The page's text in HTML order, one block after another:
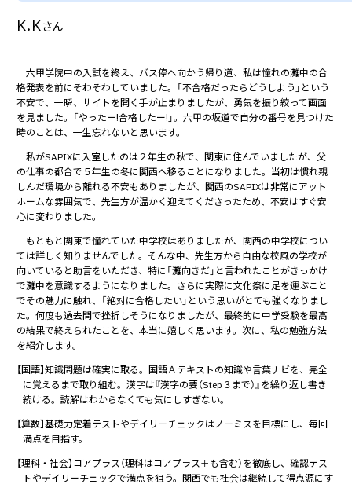
K.Kさん
六甲学院中の入試を終え、バス停へ向かう帰り道、私は憧れの灘中の合
格発表を前にそわそわしていました。「不合格だったらどうしよう」という
不安で、一瞬、サイトを開く手が止まりましたが、勇気を振り絞って画面
を見ました。「やったー!合格したー!」。六甲の坂道で自分の番号を見つけた
時のことは、一生忘れないと思います。
私がSAPIXに入室したのは２年生の秋で、関東に住んでいましたが、父
の仕事の都合で５年生の冬に関西へ移ることになりました。当初は慣れ親
しんだ環境から離れる不安もありましたが、関西のSAPIXは非常にアット
ホームな雰囲気で、先生方が温かく迎えてくださったため、不安はすぐ安
心に変わりました。
もともと関東で憧れていた中学校はありましたが、関西の中学校につい
ては詳しく知りませんでした。そんな中、先生方から自由な校風の学校が
向いていると助言をいただき、特に「灘向きだ」と言われたことがきっかけ
で灘中を意識するようになりました。さらに実際に文化祭に足を運ぶこと
でその魅力に触れ、「絶対に合格したい」という思いがとても強くなりまし
た。何度も過去問で挫折しそうになりましたが、最終的に中学受験を最高
の結果で終えられたことを、本当に嬉しく思います。次に、私の勉強方法
を紹介します。
【国語】知識問題は確実に取る。国語Ａテキストの知識や言葉ナビを、完全
に覚えるまで取り組む。漢字は『漢字の要（Step３まで）』を繰り返し書き
続ける。読解はわからなくても気にしすぎない。
【算数】基礎力定着テストやデイリーチェックはノーミスを目標にし、毎回
満点を目指す。
【理科・社会】コアプラス（理科はコアプラス＋も含む）を徹底し、確認テス
トやデイリーチェックで満点を狙う。関西でも社会は継続して得点源にす